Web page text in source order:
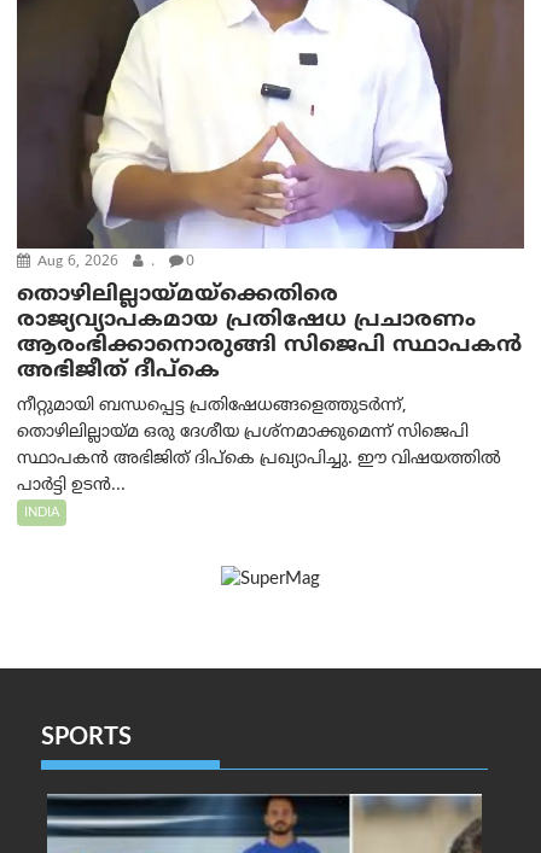
Aug 6, 2026 . 0
തൊഴിലില്ലായ്മയ്ക്കെതിരെ
രാജ്യവ്യാപകമായ പ്രതിഷേധ പ്രചാരണം
ആരംഭിക്കാനൊരുങ്ങി സിജെപി സ്ഥാപകന്‍
അഭിജീത് ദീപ്കെ
നീറ്റുമായി ബന്ധപ്പെട്ട പ്രതിഷേധങ്ങളെത്തുടർന്ന്,
തൊഴിലില്ലായ്മ ഒരു ദേശീയ പ്രശ്നമാക്കുമെന്ന് സിജെപി
സ്ഥാപകൻ അഭിജിത് ദിപ്കെ പ്രഖ്യാപിച്ചു. ഈ വിഷയത്തിൽ
പാർട്ടി ഉടൻ...
INDIA
SPORTS